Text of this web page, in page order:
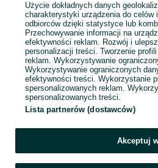
Użycie dokładnych danych
charakterystyki urządzenia do celów
odbiorców dzięki statystyce lub
Przechowywanie informacji na
efektywności reklam. Rozwój i
personalizacji treści. Tworzenie
reklam. Wykorzystywanie
Wykorzystywanie ograniczonych
efektywności treści. Wykorzystanie
spersonalizowanych reklam.
spersonalizowanych treści.
Lista partnerów (dostawców)
Akceptuj